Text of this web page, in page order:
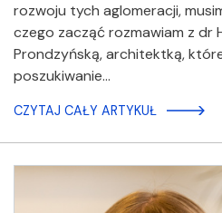
rozwoju tych aglomeracji,
czego zacząć rozmawiam z dr
Prondzyńską, architektką,
poszukiwanie…
CZYTAJ CAŁY ARTYKUŁ